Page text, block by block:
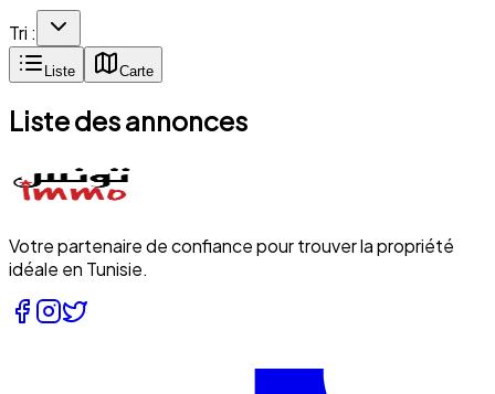
Tri :
Liste Carte
Liste des annonces
Votre partenaire de confiance pour trouver la propriété
idéale en Tunisie.